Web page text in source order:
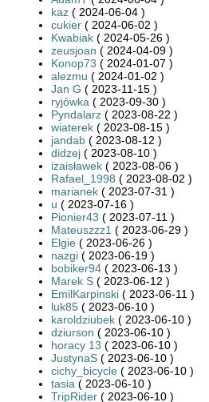
kaz ( 2024-06-04 )
cukier ( 2024-06-02 )
Kwabiak ( 2024-05-26 )
zeusjoan ( 2024-04-09 )
Konop73 ( 2024-01-07 )
alezmu ( 2024-01-02 )
Jan G ( 2023-11-15 )
ryjówka ( 2023-09-30 )
Pyndalarz ( 2023-08-22 )
wiaterek ( 2023-08-15 )
jandab ( 2023-08-12 )
didzej ( 2023-08-10 )
izaisławek ( 2023-08-06 )
Rafael_1998 ( 2023-08-02 )
marianek ( 2023-07-31 )
u ( 2023-07-16 )
Pionier43 ( 2023-07-11 )
Mateuszzz1 ( 2023-06-29 )
Elgie ( 2023-06-26 )
nazgi ( 2023-06-19 )
bobiker94 ( 2023-06-13 )
Marek S ( 2023-06-12 )
EmilKarpinski ( 2023-06-11 )
luk85 ( 2023-06-10 )
karoldziubek ( 2023-06-10 )
dziurson ( 2023-06-10 )
horacy 13 ( 2023-06-10 )
JustynaS ( 2023-06-10 )
cichy_bicycle ( 2023-06-10 )
tasia ( 2023-06-10 )
TripRider ( 2023-06-10 )